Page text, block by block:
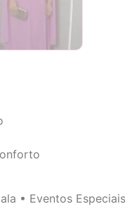
• Eventos Especiais